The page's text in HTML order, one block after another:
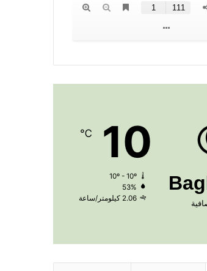
10
℃
10º - 10º
53%
2.06 كيلومتر/ساعة